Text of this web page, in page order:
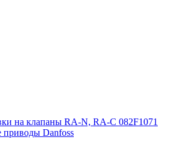
на клапаны RA-N, RA-C 082F1071
приводы Danfoss